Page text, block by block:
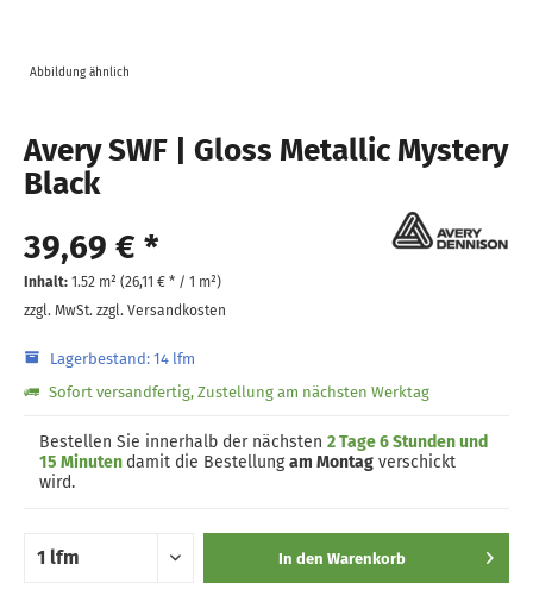
Abbildung ähnlich
Avery SWF | Gloss Metallic Mystery
Black
39,69 € *
Inhalt: 1.52 m² (26,11 € * / 1 m²)
zzgl. MwSt. zzgl. Versandkosten
Lagerbestand: 14 lfm
Sofort versandfertig, Zustellung am nächsten Werktag
Bestellen Sie innerhalb der nächsten 2 Tage 6 Stunden und
15 Minuten damit die Bestellungam Montag verschickt
wird.
In den Warenkorb